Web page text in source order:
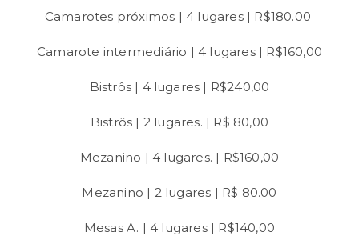
Camarotes próximos | 4 lugares | R$180.00
Camarote intermediário | 4 lugares | R$160,00
Bistrôs | 4 lugares | R$240,00
Bistrôs | 2 lugares. | R$ 80,00
Mezanino | 4 lugares. | R$160,00
Mezanino | 2 lugares | R$ 80.00
Mesas A. | 4 lugares | R$140,00